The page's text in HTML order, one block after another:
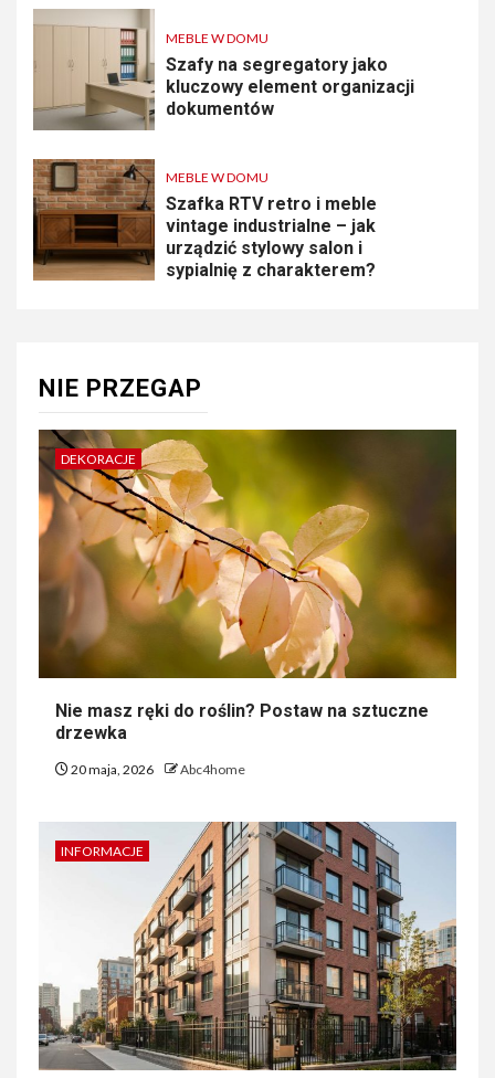
MEBLE W DOMU
Szafy na segregatory jako
kluczowy element organizacji
dokumentów
MEBLE W DOMU
Szafka RTV retro i meble
vintage industrialne – jak
urządzić stylowy salon i
sypialnię z charakterem?
NIE PRZEGAP
DEKORACJE
Nie masz ręki do roślin? Postaw na sztuczne
drzewka
20 maja, 2026 Abc4home
INFORMACJE